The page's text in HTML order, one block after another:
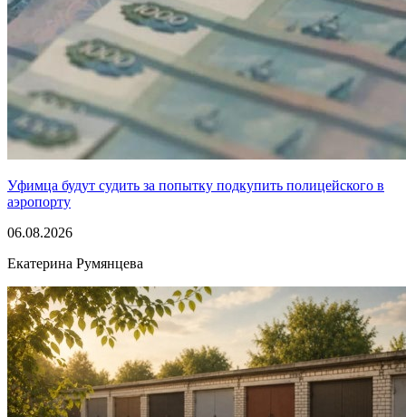
Уфимца будут судить за попытку подкупить полицейского в
аэропорту
06.08.2026
Екатерина Румянцева